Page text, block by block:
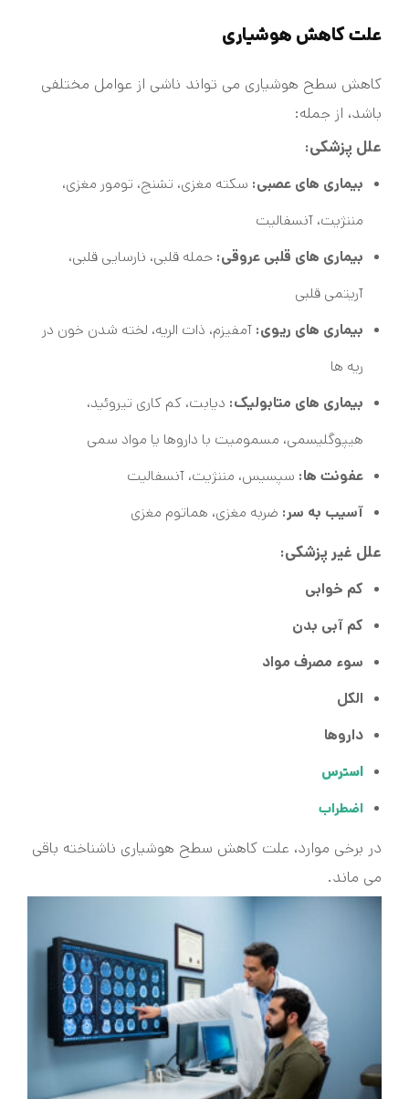
علت کاهش هوشیاری
کاهش سطح هوشیاری می تواند ناشی از عوامل مختلفی
باشد، از جمله:
علل پزشکی:
بیماری های عصبی: سکته مغزی، تشنج، تومور مغزی،
مننژیت، آنسفالیت
بیماری های قلبی عروقی: حمله قلبی، نارسایی قلبی،
آریتمی قلبی
بیماری های ریوی: آمفیزم، ذات الریه، لخته شدن خون در
ریه ها
بیماری های متابولیک: دیابت، کم کاری تیروئید،
هیپوگلیسمی، مسمومیت با داروها یا مواد سمی
عفونت ها: سپسیس، مننژیت، آنسفالیت
آسیب به سر: ضربه مغزی، هماتوم مغزی
علل غیر پزشکی:
کم خوابی
کم آبی بدن
سوء مصرف مواد
الکل
داروها
استرس
اضطراب
در برخی موارد، علت کاهش سطح هوشیاری ناشناخته باقی
می ماند.